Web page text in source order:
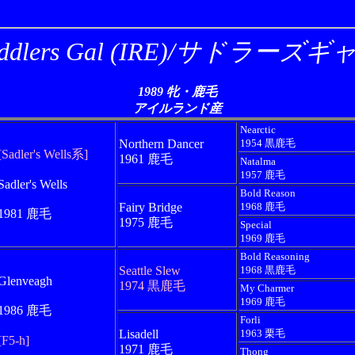
Gal (IRE)/サドラーズギ
1989 牝・鹿毛
アイルランド産
Wells系]
Wells
鹿毛
Northern Dancer
1961 鹿毛
Nearctic
1954 黒鹿毛
Natalma
1957 鹿毛
Fairy Bridge
1975 鹿毛
Bold Reason
1968 鹿毛
Special
1969 鹿毛
鹿毛
h]
Seattle Slew
1974 黒鹿毛
Bold Reasoning
1968 黒鹿毛
My Charmer
1969 鹿毛
Lisadell
1971 鹿毛
Forli
1963 栗毛
Thong